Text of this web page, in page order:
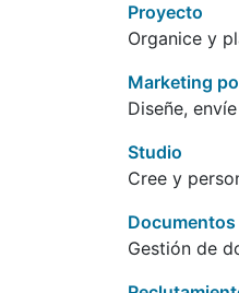
Proyecto
Organice y
Marketing
Diseñe,
Studio
Cree y
Documentos
Gestión de